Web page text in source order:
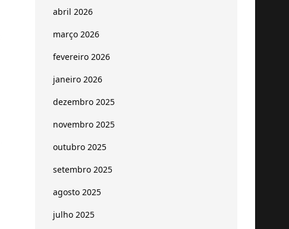
abril 2026
março 2026
fevereiro 2026
janeiro 2026
dezembro 2025
novembro 2025
outubro 2025
setembro 2025
agosto 2025
julho 2025